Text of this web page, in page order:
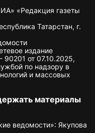
«Редакция газеты
Татарстан, г.
издание
от 07.10.2025,
по надзору в
и массовых
материалы
ведомости»: Якупова